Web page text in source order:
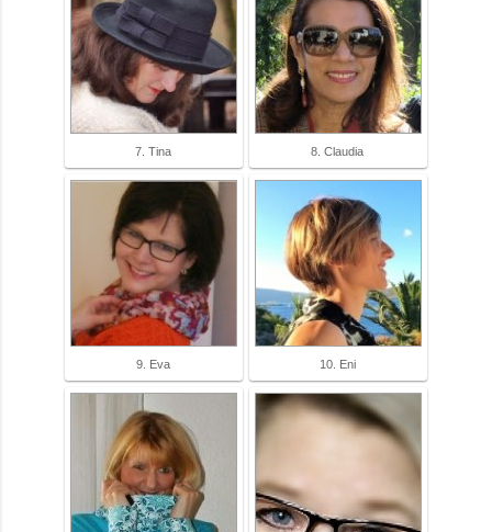
7. Tina 8. Claudia
9. Eva 10. Eni